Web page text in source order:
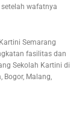
wafatnya
Semarang
fasilitas dan
Sekolah Kartini di
Bogor, Malang,